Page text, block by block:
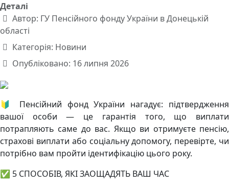
Деталі
Автор: ГУ Пенсійного фонду України в Донецькій
області
Категорія: Новини
Опубліковано: 16 липня 2026
🔰 Пенсійний фонд України нагадує: підтвердження
вашої особи — це гарантія того, що виплати
потрапляють саме до вас. Якщо ви отримуєте пенсію,
страхові виплати або соціальну допомогу, перевірте, чи
потрібно вам пройти ідентифікацію цього року.
✅ 5 СПОСОБІВ, ЯКІ ЗАОЩАДЯТЬ ВАШ ЧАС